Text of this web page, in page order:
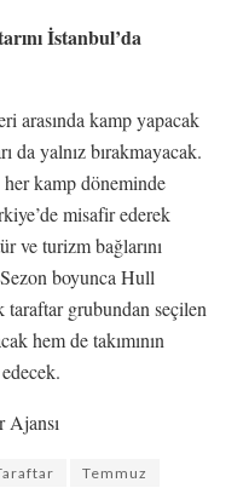
İstanbul’da
arasında kamp yapacak
da yalnız bırakmayacak.
kamp döneminde
misafir ederek
ve turizm bağlarını
boyunca Hull
taraftar grubundan seçilen
hem de takımının
Temmuz